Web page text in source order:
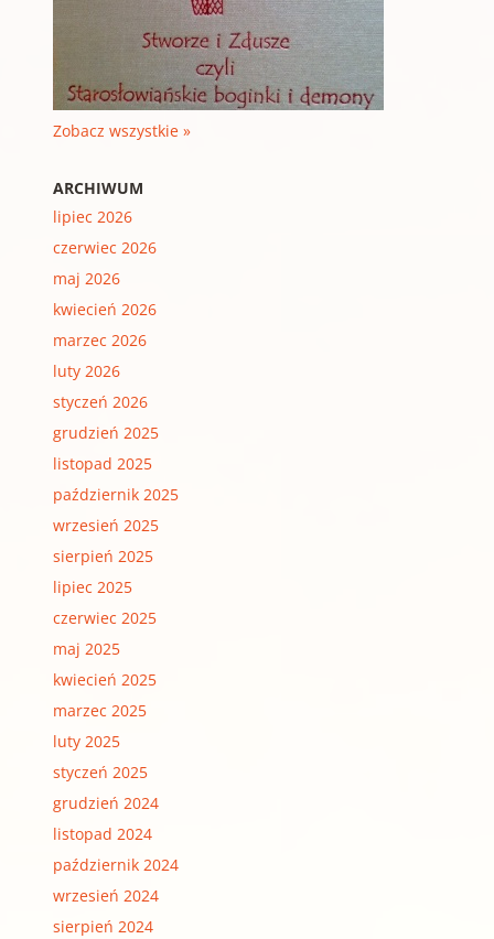
Zobacz wszystkie »
ARCHIWUM
lipiec 2026
czerwiec 2026
maj 2026
kwiecień 2026
marzec 2026
luty 2026
styczeń 2026
grudzień 2025
listopad 2025
październik 2025
wrzesień 2025
sierpień 2025
lipiec 2025
czerwiec 2025
maj 2025
kwiecień 2025
marzec 2025
luty 2025
styczeń 2025
grudzień 2024
listopad 2024
październik 2024
wrzesień 2024
sierpień 2024